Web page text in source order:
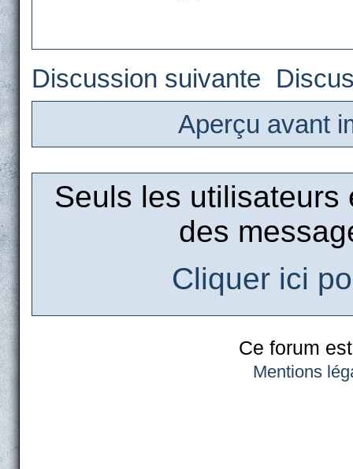
Discussion suivante
Aperçu avant
Seuls les
des
Cliquer ici
Ce forum
Mentions